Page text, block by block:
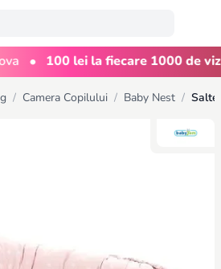
• 100 lei la fiecare 1000 de
/ Camera Copilului / Baby Nest /